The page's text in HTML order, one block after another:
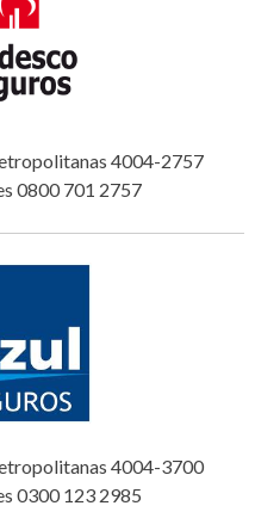
4004-2757
0800 701 2757
4004-3700
0300 123 2985